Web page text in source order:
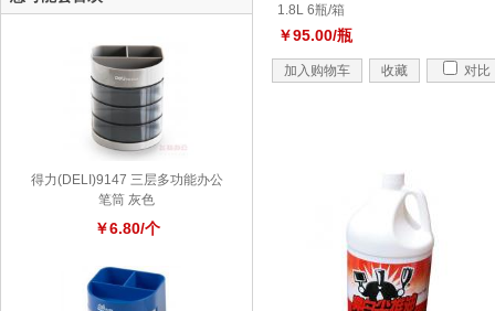
得力(DELI)9147 三层多功能办公
笔筒 灰色
￥6.80/个
1.8L 6瓶/箱
￥95.00/瓶
加入购物车 收藏 对比